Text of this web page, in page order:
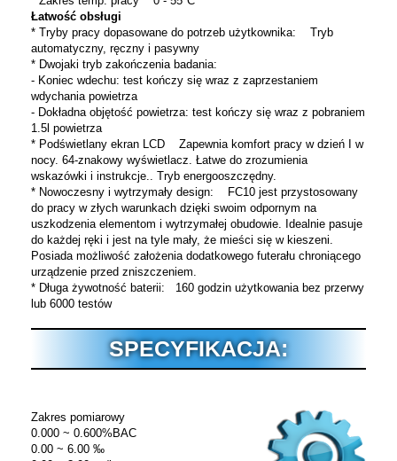
Łatwość obsługi
* Tryby pracy dopasowane do potrzeb użytkownika: Tryb
automatyczny, ręczny i pasywny
* Dwojaki tryb zakończenia badania:
- Koniec wdechu: test kończy się wraz z zaprzestaniem
wdychania powietrza
- Dokładna objętość powietrza: test kończy się wraz z pobraniem
1.5l powietrza
* Podświetlany ekran LCD Zapewnia komfort pracy w dzień I w
nocy. 64-znakowy wyświetlacz. Łatwe do zrozumienia
wskazówki i instrukcje.. Tryb energooszczędny.
* Nowoczesny i wytrzymały design: FC10 jest przystosowany
do pracy w złych warunkach dzięki swoim odpornym na
uszkodzenia elementom i wytrzymałej obudowie. Idealnie pasuje
do każdej ręki i jest na tyle mały, że mieści się w kieszeni.
Posiada możliwość założenia dodatkowego futerału chroniącego
urządzenie przed zniszczeniem.
* Długa żywotność baterii: 160 godzin użytkowania bez przerwy
lub 6000 testów
SPECYFIKACJA:
Zakres pomiarowy
0.000 ~ 0.600%BAC
0.00 ~ 6.00 ‰